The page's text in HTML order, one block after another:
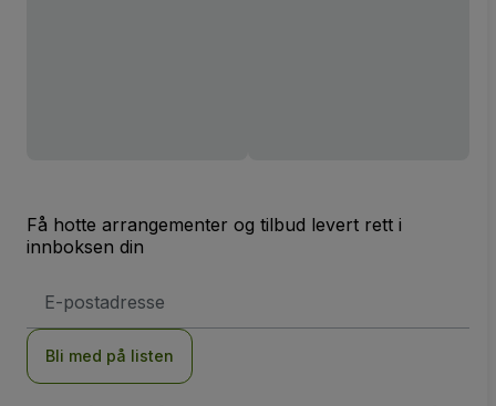
Få hotte arrangementer og tilbud levert rett i
innboksen din
postadresse
Bli med på listen